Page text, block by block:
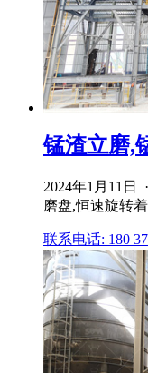
锰渣立磨,
2024年1月11日
磨盘,恒速旋转
联系电话: 180